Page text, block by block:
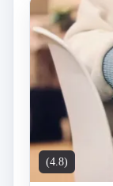
(4.8)